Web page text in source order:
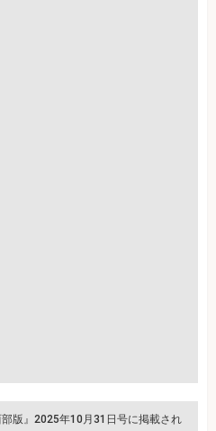
版』2025年10月31日号に掲載され